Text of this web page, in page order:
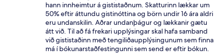
hann innheimtur á gististaðnum. Skatturinn lækkar um
50% eftir áttundu gistinóttina og börn undir 16 ára aldri
eru undanskilin. Aðrar undanþágur og lækkanir gætu
átt við. Til að fá frekari upplýsingar skal hafa samband
við gististaðinn með tengiliðaupplýsingunum sem finna
má í bókunarstaðfestingunni sem send er eftir bókun.